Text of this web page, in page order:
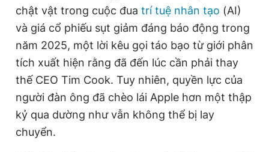
Sản phẩm khác
Tiện ích Bạn cần biết
Thông tin tòa soạn Liên hệ quảng cáo
chật vật trong cuộc đua trí tuệ nhân tạo (AI)
và giá cổ phiếu sụt giảm đáng báo động trong
năm 2025, một lời kêu gọi táo bạo từ giới phân
tích xuất hiện rằng đã đến lúc cần phải thay
thế CEO Tim Cook. Tuy nhiên, quyền lực của
người đàn ông đã chèo lái Apple hơn một thập
kỷ qua dường như vẫn không thể bị lay
chuyển.